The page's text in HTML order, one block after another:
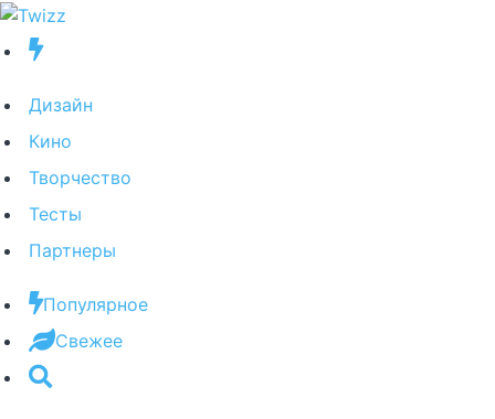
Дизайн
Кино
Творчество
Тесты
Партнеры
Популярное
Свежее